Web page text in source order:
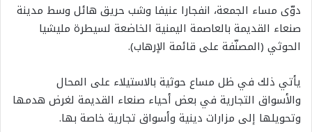
دوّى مساء الجمعة، انفجارا عنيفا وشب حريق هائل وسط مدينة
صنعاء القديمة بالعاصمة اليمنية الخاضعة لسيطرة مليشيا
الحوثي (المصنّفة على قائمة الإرهاب).
يأتي ذلك في ظل مساع حوثية بالاستيلاء على المحال
والأسواق التجارية في بعض أحياء صنعاء القديمة لغرض هدمها
وتحويلها إلى مزارات دينية وأسواق تجارية خاصة بها.